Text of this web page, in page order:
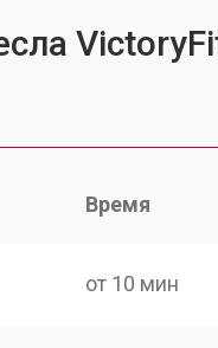
Время
от 10 мин